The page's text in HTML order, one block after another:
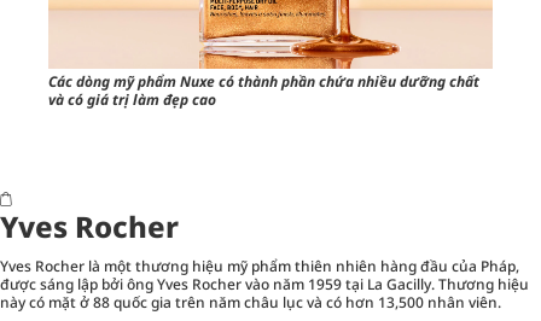
Các dòng mỹ phẩm Nuxe có thành phần chứa nhiều dưỡng chất
và có giá trị làm đẹp cao
Yves Rocher
Yves Rocher là một thương hiệu mỹ phẩm thiên nhiên hàng đầu của Pháp,
được sáng lập bởi ông Yves Rocher vào năm 1959 tại La Gacilly. Thương hiệu
này có mặt ở 88 quốc gia trên năm châu lục và có hơn 13,500 nhân viên.